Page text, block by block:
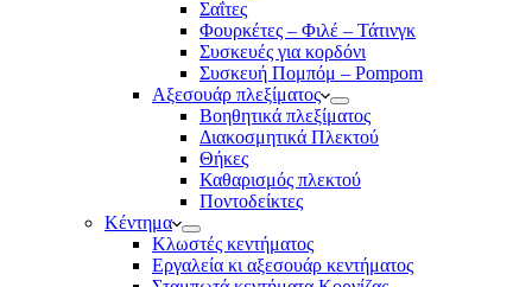
Σαΐτες
Φουρκέτες – Φιλέ – Τάτινγκ
Συσκευές για κορδόνι
Συσκευή Πομπόμ – Pompom
Αξεσουάρ πλεξίματος
Βοηθητικά πλεξίματος
Διακοσμητικά Πλεκτού
Θήκες
Καθαρισμός πλεκτού
Ποντοδείκτες
Κέντημα
Κλωστές κεντήματος
Eργαλεία κι αξεσουάρ κεντήματος